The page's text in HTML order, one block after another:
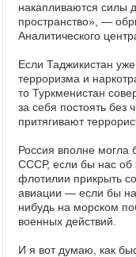
накапливаются силы
пространство», —
Аналитического
Если Таджикистан
терроризма и
то Туркменистан
за себя постоять
притягивают
Россия вполне могла
СССР, если бы нас об
флотилии прикрыть
авиации — если бы
нибудь на морском
военных действий.
И я вот думаю, как